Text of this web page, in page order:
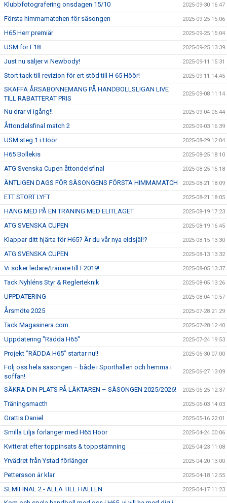
Klubbfotografering onsdagen 15/10 2025-09-30 16:47
Första himmamatchen för säsongen 2025-09-25 15:06
H65 Herr premiär 2025-09-25 15:04
USM för F18 2025-09-25 13:39
Just nu säljer vi Newbody! 2025-09-11 15:31
Stort tack till revizion för ert stöd till H 65 Höör! 2025-09-11 14:45
SKAFFA ÅRSABONNEMANG PÅ HANDBOLLSLIGAN LIVE
TILL RABATTERAT PRIS
2025-09-08 11:14
Nu drar vi igång!! 2025-09-04 06:44
Åttondelsfinal match 2 2025-09-03 16:39
USM steg 1 i Höör 2025-08-29 12:04
H65 Bollekis 2025-08-25 18:10
ATG Svenska Cupen åttondelsfinal 2025-08-25 15:18
ÄNTLIGEN DAGS FÖR SÄSONGENS FÖRSTA HIMMAMATCH 2025-08-21 18:09
ETT STORT LYFT 2025-08-21 18:05
HÄNG MED PÅ EN TRÄNING MED ELITLAGET 2025-08-19 17:23
ATG SVENSKA CUPEN 2025-08-19 16:45
Klappar ditt hjärta för H65? Är du vår nya eldsjäl!? 2025-08-15 13:30
ATG SVENSKA CUPEN 2025-08-13 13:32
Vi söker ledare/tränare till F2019! 2025-08-05 13:37
Tack Nyhléns Styr & Reglerteknik 2025-08-05 13:26
UPPDATERING 2025-08-04 10:57
Årsmöte 2025 2025-07-28 21:29
Tack Magasinera.com 2025-07-28 12:40
Uppdatering "Rädda H65" 2025-07-24 19:53
Projekt ”RÄDDA H65” startar nu!! 2025-06-30 07:00
Följ oss hela säsongen – både i Sporthallen och hemma i
soffan!
2025-06-27 13:09
SÄKRA DIN PLATS PÅ LÄKTAREN – SÄSONGEN 2025/2026! 2025-06-25 12:37
Träningsmacth 2025-06-03 14:03
Grattis Daniel 2025-05-16 22:01
Smilla Lilja förlänger med H65 Höör 2025-04-24 00:06
Kvitterat efter toppinsats & toppstämning 2025-04-23 11:08
Yrvädret från Ystad förlänger 2025-04-20 13:00
Pettersson är klar 2025-04-18 12:55
SEMIFINAL 2 - ALLA TILL HALLEN 2025-04-17 11:23